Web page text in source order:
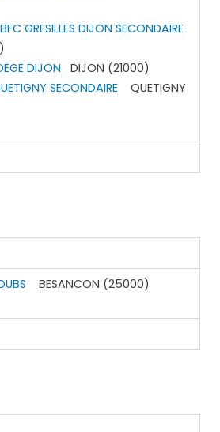
GRESILLES DIJON SECONDAIRE
DIJON DIJON (21000)
SECONDAIRE QUETIGNY
BESANCON (25000)